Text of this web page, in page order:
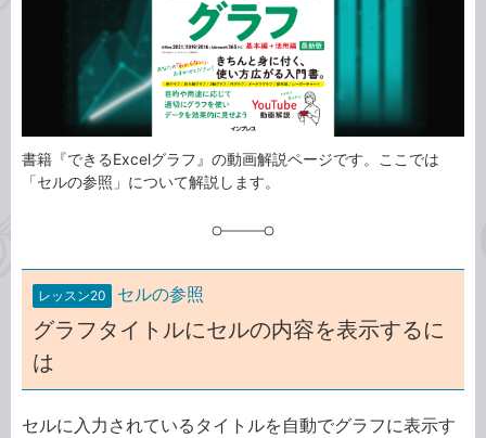
書籍『できるExcelグラフ』の動画解説ページです。ここでは
「セルの参照」について解説します。
レッスン20 セルの参照
グラフタイトルにセルの内容を表示するに
は
セルに入力されているタイトルを自動でグラフに表示す